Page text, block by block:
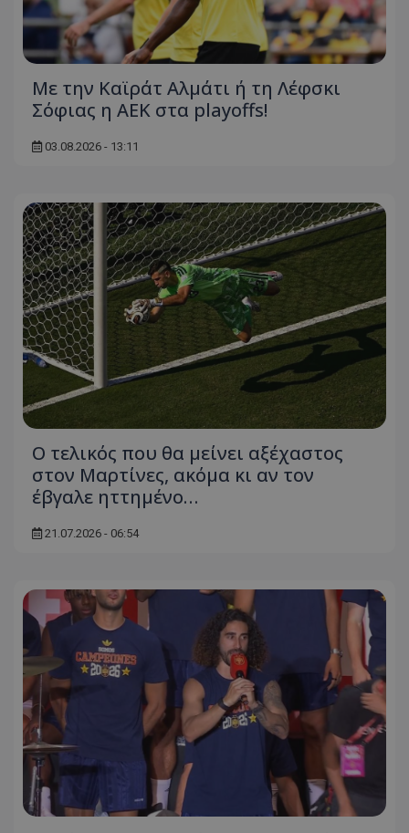
Με την Καϊράτ Αλμάτι ή τη Λέφσκι
Σόφιας η ΑΕΚ στα playoffs!
03.08.2026 - 13:11
Ο τελικός που θα μείνει αξέχαστος
στον Μαρτίνες, ακόμα κι αν τον
έβγαλε ηττημένο…
21.07.2026 - 06:54